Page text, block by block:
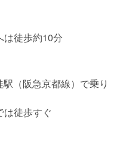
は徒歩約10分
（阪急京都線）で乗り
は徒歩すぐ